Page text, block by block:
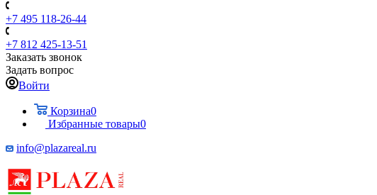
+7 495 118-26-44
+7 812 425-13-51
Заказать звонок
Задать вопрос
Войти
Корзина0
Избранные товары0
info@plazareal.ru